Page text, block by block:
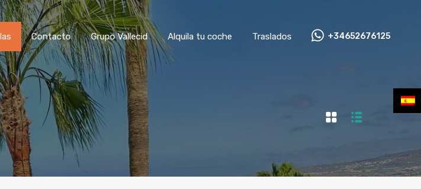
Contacto Grupo Vallecid Alquila tu coche Traslados +34652676125